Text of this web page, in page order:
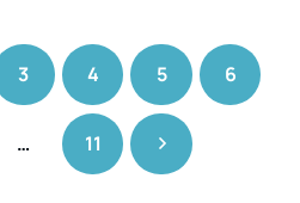
3 4 5 6
… 11